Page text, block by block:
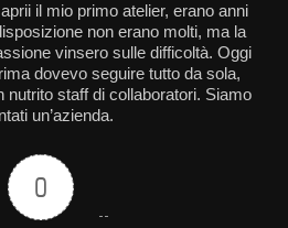
il mio primo atelier, erano anni
non erano molti, ma la
vinsero sulle difficoltà. Oggi
dovevo seguire tutto da sola,
nutrito staff di collaboratori. Siamo
un’azienda.
0